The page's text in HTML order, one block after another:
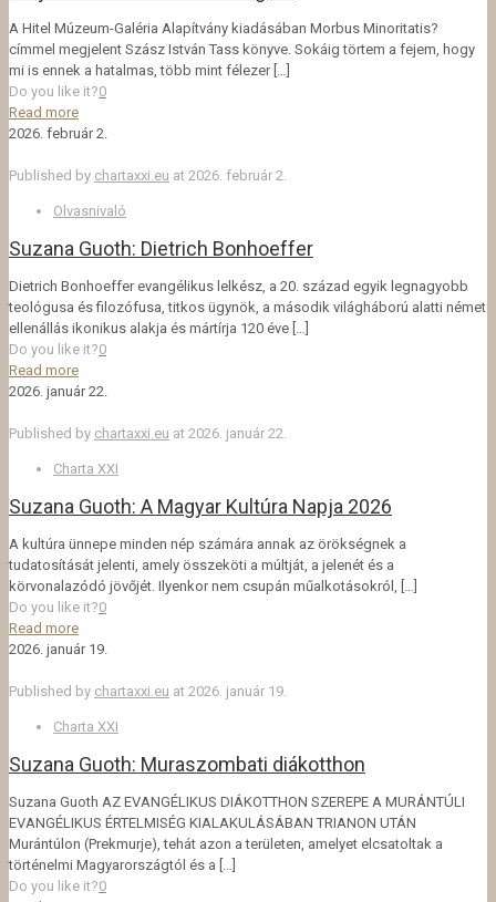
A Hitel Múzeum-Galéria Alapítvány kiadásában Morbus Minoritatis?
címmel megjelent Szász István Tass könyve. Sokáig törtem a fejem, hogy
mi is ennek a hatalmas, több mint félezer[…]
Do you like it?0
Read more
2026. február 2.
Published by chartaxxi.eu at 2026. február 2.
Olvasnivaló
Suzana Guoth: Dietrich Bonhoeffer
Dietrich Bonhoeffer evangélikus lelkész, a 20. század egyik legnagyobb
teológusa és filozófusa, titkos ügynök, a második világháború alatti német
ellenállás ikonikus alakja és mártírja 120 éve […]
Do you like it?0
Read more
2026. január 22.
Published by chartaxxi.eu at 2026. január 22.
Charta XXI
Suzana Guoth: A Magyar Kultúra Napja 2026
A kultúra ünnepe minden nép számára annak az örökségnek a
tudatosítását jelenti, amely összeköti a múltját, a jelenét és a
körvonalazódó jövőjét. Ilyenkor nem csupán műalkotásokról,
Do you like it?0
Read more
2026. január 19.
Published by chartaxxi.eu at 2026. január 19.
Charta XXI
Suzana Guoth: Muraszombati diákotthon
Suzana Guoth AZ EVANGÉLIKUS DIÁKOTTHON SZEREPE A MURÁNTÚLI
EVANGÉLIKUS ÉRTELMISÉG KIALAKULÁSÁBAN TRIANON UTÁN
Murántúlon (Prekmurje), tehát azon a területen, amelyet elcsatoltak a
történelmi Magyarországtól és a
Do you like it?0